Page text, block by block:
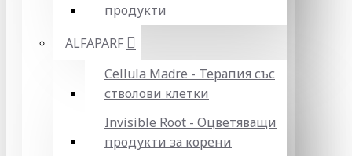
продукти
ALFAPARF
Cellula Madre - Терапия със
стволови клетки
Invisible Root - Оцветяващи
продукти за корени